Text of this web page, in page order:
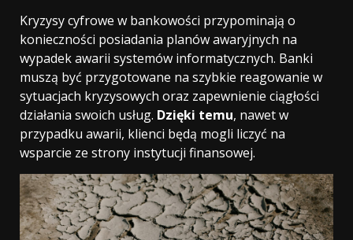
Kryzysy cyfrowe w bankowości przypominają o
konieczności posiadania planów awaryjnych na
wypadek awarii systemów informatycznych. Banki
muszą być przygotowane na szybkie reagowanie w
sytuacjach kryzysowych oraz zapewnienie ciągłości
działania swoich usług. Dzięki temu, nawet w
przypadku awarii, klienci będą mogli liczyć na
wsparcie ze strony instytucji finansowej.